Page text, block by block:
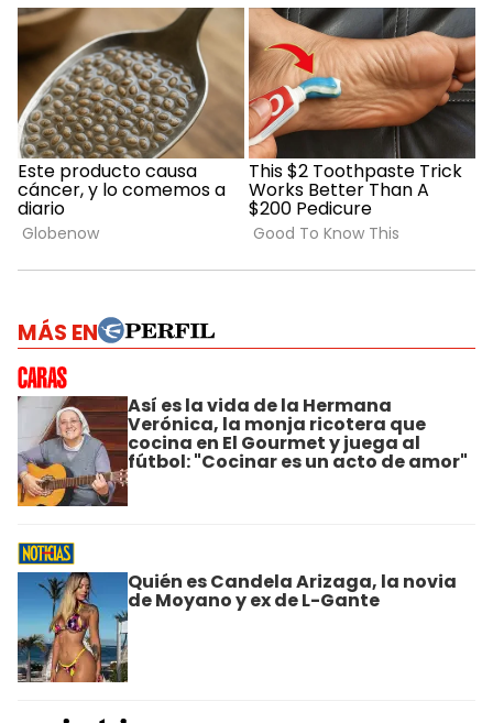
MÁS EN
Así es la vida de la Hermana
Verónica, la monja ricotera que
cocina en El Gourmet y juega al
fútbol: "Cocinar es un acto de amor"
Quién es Candela Arizaga, la novia
de Moyano y ex de L-Gante